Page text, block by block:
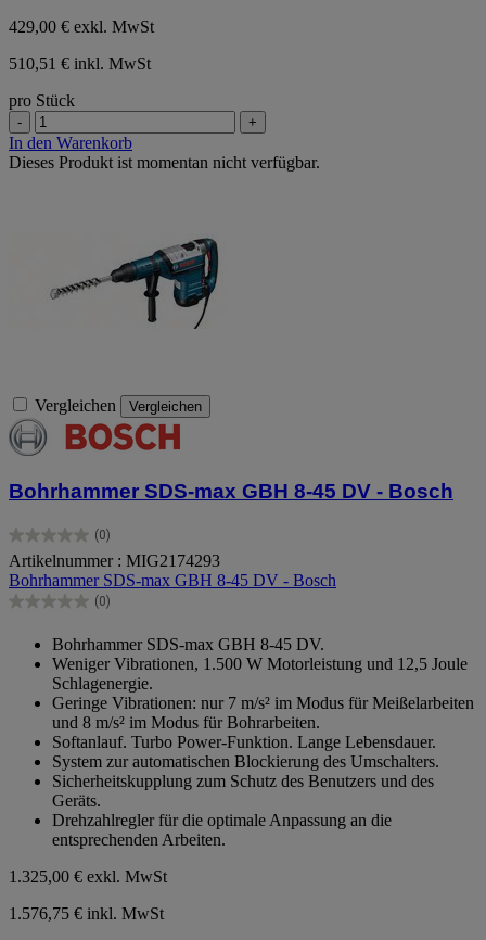
429,00 € exkl. MwSt
510,51 € inkl. MwSt
pro Stück
- +
In den Warenkorb
Dieses Produkt ist momentan nicht verfügbar.
Vergleichen Vergleichen
Bohrhammer SDS-max GBH 8-45 DV - Bosch
(0)
0.0
von
5
Sternen.
Artikelnummer : MIG2174293
Bohrhammer SDS-max GBH 8-45 DV - Bosch
(0)
0.0
Sternen.
Bohrhammer SDS-max GBH 8-45 DV.
Weniger Vibrationen, 1.500 W Motorleistung und 12,5 Joule
Schlagenergie.
Geringe Vibrationen: nur 7 m/s² im Modus für Meißelarbeiten
und 8 m/s² im Modus für Bohrarbeiten.
Softanlauf. Turbo Power-Funktion. Lange Lebensdauer.
System zur automatischen Blockierung des Umschalters.
Sicherheitskupplung zum Schutz des Benutzers und des
Geräts.
Drehzahlregler für die optimale Anpassung an die
entsprechenden Arbeiten.
1.325,00 € exkl. MwSt
1.576,75 € inkl. MwSt